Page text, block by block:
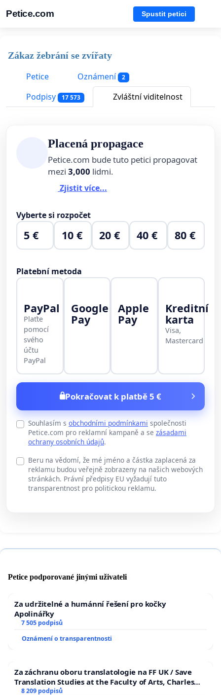
Petice.com Spustit petici
Zákaz žebrání se zvířaty
Petice
Oznámení 2
Podpisy 17 573 Zvláštní viditelnost
Placená propagace
Petice.com bude tuto petici propagovat
mezi 3,000 lidmi.
Zjistit více...
Vyberte si rozpočet
5 € 10 € 20 € 40 € 80 €
Platební metoda
PayPal
Plaťte
pomocí
svého
účtu
PayPal
Google
Pay
Apple
Pay
Kreditní
karta
Visa,
Mastercard
Pokračovat k platbě 5 €
Souhlasím s obchodními podmínkami společnosti
Petice.com pro reklamní kampaně a se zásadami
ochrany osobních údajů.
Beru na vědomí, že mé jméno a částka zaplacená za
reklamu budou veřejně zobrazeny na našich webových
stránkách. Právní předpisy EU vyžadují tuto
transparentnost pro politickou reklamu.
Petice podporované jinými uživateli
Za udržitelné a humánní řešení pro kočky
Apolinářky
7 505 podpisů
Oznámení o transparentnosti
Za záchranu oboru translatologie na FF UK / Save
Translation Studies at the Faculty of Arts, Charles
University
8 209 podpisů